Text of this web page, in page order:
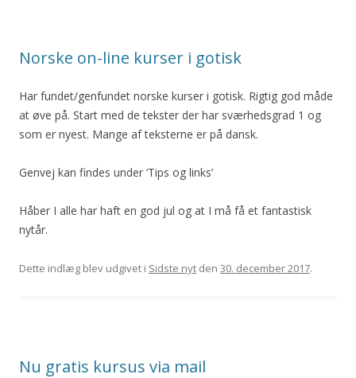
Norske on-line kurser i gotisk
Har fundet/genfundet norske kurser i gotisk. Rigtig god måde
at øve på. Start med de tekster der har sværhedsgrad 1 og
som er nyest. Mange af teksterne er på dansk.
Genvej kan findes under ‘Tips og links’
Håber I alle har haft en god jul og at I må få et fantastisk
nytår.
Dette indlæg blev udgivet i Sidste nyt den 30. december 2017.
Nu gratis kursus via mail